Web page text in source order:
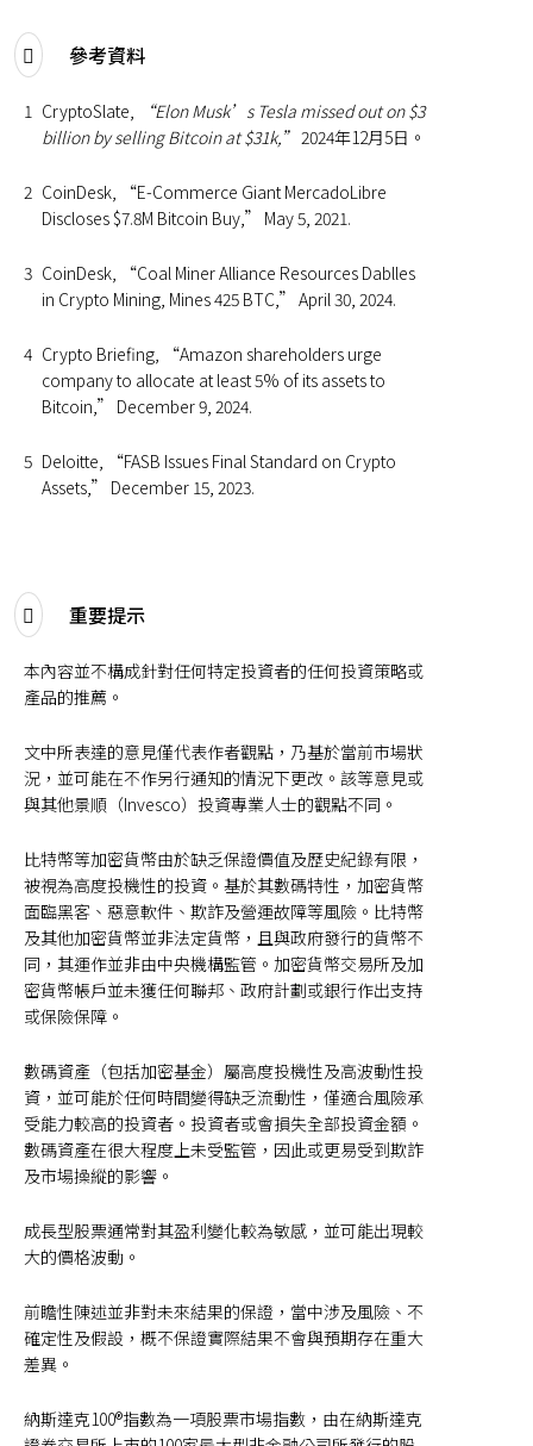
參考資料
1 CryptoSlate,
“Elon Musk’s Tesla missed out on $3
billion by selling Bitcoin at $31k,” 2024年12月5日。
2 CoinDesk, “E-Commerce Giant MercadoLibre
Discloses $7.8M Bitcoin Buy,” May 5, 2021.
3 CoinDesk, “Coal Miner Alliance Resources Dablles
in Crypto Mining, Mines 425 BTC,” April 30, 2024.
4 Crypto Briefing, “Amazon shareholders urge
company to allocate at least 5% of its assets to
Bitcoin,” December 9, 2024.
5 Deloitte, “FASB Issues Final Standard on Crypto
Assets,” December 15, 2023.
重要提示
本內容並不構成針對任何特定投資者的任何投資策略或
產品的推薦。
文中所表達的意見僅代表作者觀點，乃基於當前市場狀
況，並可能在不作另行通知的情況下更改。該等意見或
與其他景順（Invesco）投資專業人士的觀點不同。
比特幣等加密貨幣由於缺乏保證價值及歷史紀錄有限，
被視為高度投機性的投資。基於其數碼特性，加密貨幣
面臨黑客、惡意軟件、欺詐及營運故障等風險。比特幣
及其他加密貨幣並非法定貨幣，且與政府發行的貨幣不
同，其運作並非由中央機構監管。加密貨幣交易所及加
密貨幣帳戶並未獲任何聯邦、政府計劃或銀行作出支持
或保險保障。
數碼資產（包括加密基金）屬高度投機性及高波動性投
資，並可能於任何時間變得缺乏流動性，僅適合風險承
受能力較高的投資者。投資者或會損失全部投資金額。
數碼資產在很大程度上未受監管，因此或更易受到欺詐
及市場操縱的影響。
成長型股票通常對其盈利變化較為敏感，並可能出現較
大的價格波動。
前瞻性陳述並非對未來結果的保證，當中涉及風險、不
確定性及假設，概不保證實際結果不會與預期存在重大
差異。
納斯達克100®指數為一項股票市場指數，由在納斯達克